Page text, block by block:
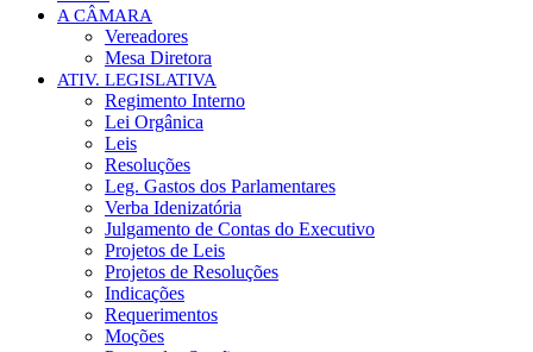
A CÂMARA
Vereadores
Mesa Diretora
ATIV. LEGISLATIVA
Regimento Interno
Lei Orgânica
Leis
Resoluções
Leg. Gastos dos Parlamentares
Verba Idenizatória
Julgamento de Contas do Executivo
Projetos de Leis
Projetos de Resoluções
Indicações
Requerimentos
Moções